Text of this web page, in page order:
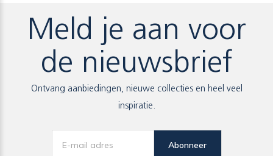
Meld je aan voor
de nieuwsbrief
Ontvang aanbiedingen, nieuwe collecties en heel veel
inspiratie.
Abonneer